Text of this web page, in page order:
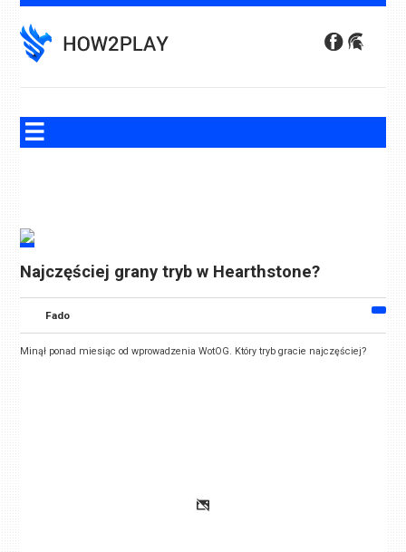
to
content
Najczęściej grany tryb w Hearthstone?
Fado
Minął ponad miesiąc od wprowadzenia WotOG. Który tryb gracie najczęściej?